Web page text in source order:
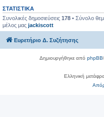
ΣΤΑΤΙΣΤΙΚΆ
Συνολικές δημοσιεύσεις 178 • Σύνολο
μέλος μας jackiscott
Ευρετήριο Δ. Συζήτησης
Δημιουργήθηκε από phpBB
Ελληνική